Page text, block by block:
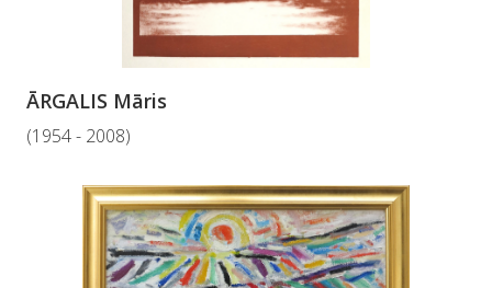
ĀRGALIS Māris
(1954 - 2008)